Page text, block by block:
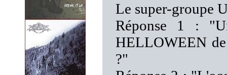
Le super-groupe
Réponse 1 :
HELLOWEEN
?"